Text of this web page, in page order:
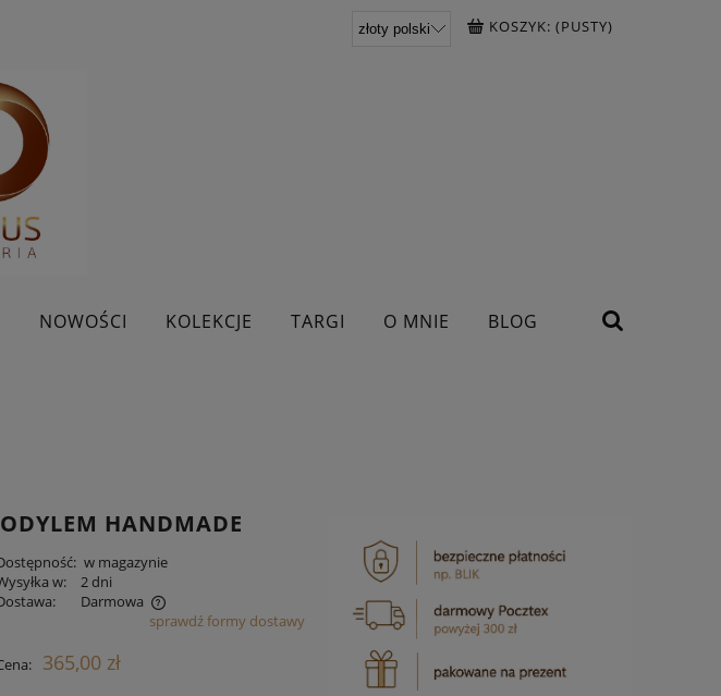
KOSZYK: (PUSTY)
NOWOŚCI KOLEKCJE TARGI O MNIE BLOG
HANDMADE
w magazynie
w:
2 dni
Darmowa
sprawdź formy dostawy
365,00 zł